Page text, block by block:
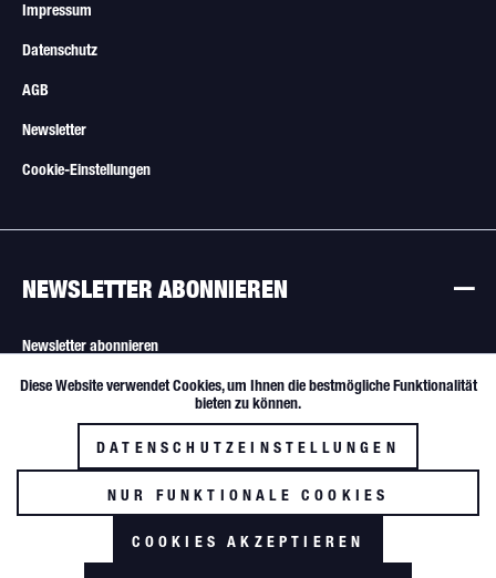
Impressum
Datenschutz
AGB
Newsletter
Cookie-Einstellungen
NEWSLETTER ABONNIEREN
Newsletter abonnieren
Alle Angebote sind freibleibend. Verkauf nur an Wiederverkäufer und
gewerbliche Käufer.
Funktionale Aktiv
Inaktiv
Diese Website verwendet Cookies, um Ihnen die bestmögliche Funktionalität
bieten zu können.
DATENSCHUTZEINSTELLUNGEN
NUR FUNKTIONALE COOKIES
AKZEPTIEREN
COOKIES AKZEPTIEREN